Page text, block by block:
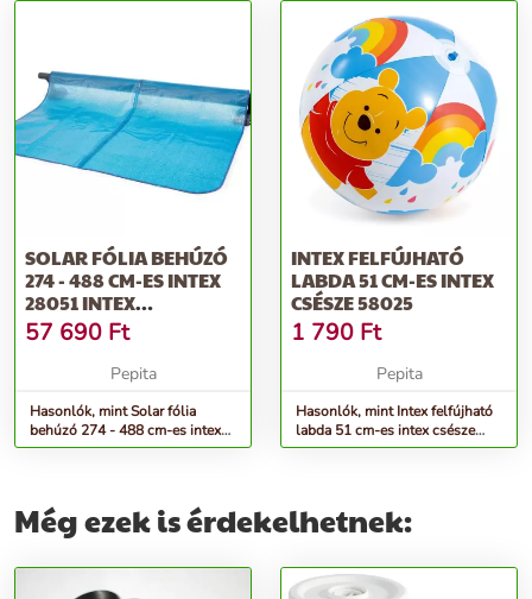
SOLAR FÓLIA BEHÚZÓ
274 - 488 CM-ES INTEX
28051 INTEX
MEDENCÉHEZ I...
57 690 Ft
Pepita
Hasonlók, mint Solar fólia
behúzó 274 - 488 cm-es intex
28051 intex medencéhez i...
INTEX FELFÚJHATÓ
LABDA 51 CM-ES INTEX
CSÉSZE 58025
1 790 Ft
Pepita
Hasonlók, mint Intex felfújható
labda 51 cm-es intex csésze
58025
Még ezek is érdekelhetnek: